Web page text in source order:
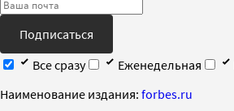
Подписаться
Все сразу
Еженедельная
Наименование издания: forbes.ru